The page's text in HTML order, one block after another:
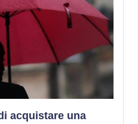
acquistare una